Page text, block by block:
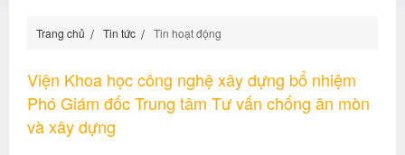
Trang chủ Tin tức Tin hoạt động
Viện Khoa học công nghệ xây dựng bổ nhiệm
Phó Giám đốc Trung tâm Tư vấn chống ăn mòn
và xây dựng